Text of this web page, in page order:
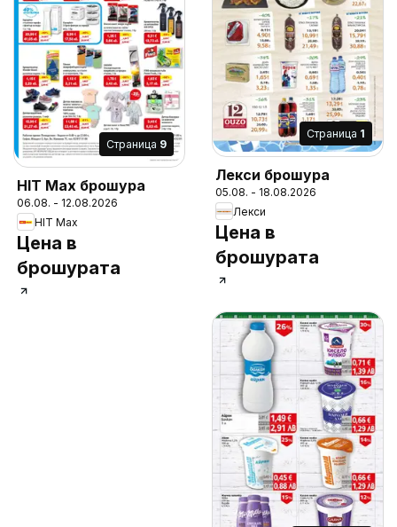
Cтраница 9
HIT Max брошура
06.08. - 12.08.2026
HIT Max
Цена в
брошурата
Cтраница 1
Лекси брошура
05.08. - 18.08.2026
Лекси
Цена в
брошурата